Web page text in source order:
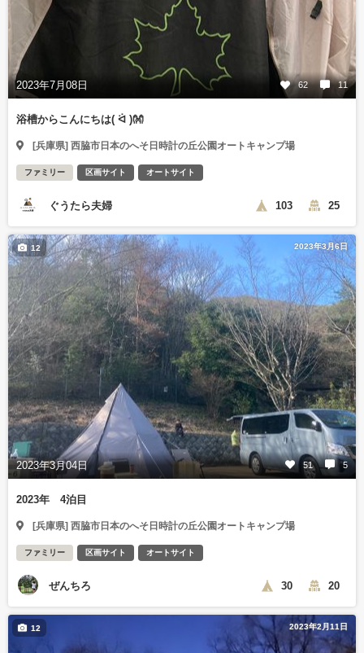
2023年7月08日 62 11
浴槽からこんにちは( ᐛ )👐
[兵庫県] 西脇市日本のへそ日時計の丘公園オートキャンプ場
ファミリー 区画サイト オートサイト
ぐうたら夫婦 103 25
2023年3月6日
2023年3月04日 51 5
12
2023年 4泊目
[兵庫県] 西脇市日本のへそ日時計の丘公園オートキャンプ場
ファミリー 区画サイト オートサイト
ぜんちろ 30 20
2023年2月11日
12